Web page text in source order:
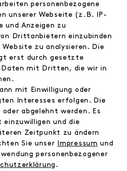
personenbezogene
unserer Webseite (z.B. IP-
und Anzeigen zu
Drittanbietern einzubinden
zu analysieren. Die
erst durch gesetzte
Daten mit Dritten, die wir in
mit Einwilligung oder
Interesses erfolgen. Die
abgelehnt werden. Es
und die
Zeitpunkt zu ändern
Sie unser
Impressum und
personenbezogener
.